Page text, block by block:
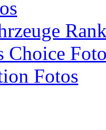
Choice
Fotos